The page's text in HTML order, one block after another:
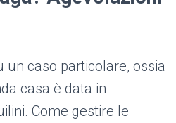
un caso particolare, ossia
casa è data in
Come gestire le